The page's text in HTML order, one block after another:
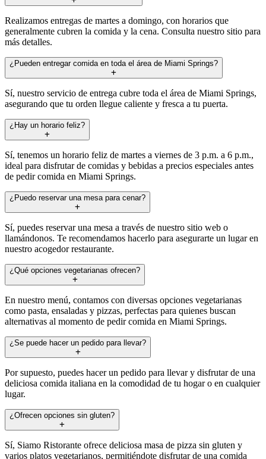
Realizamos entregas de martes a domingo, con horarios que
generalmente cubren la comida y la cena. Consulta nuestro sitio para
más detalles.
¿Pueden entregar comida en toda el área de Miami Springs?
Sí, nuestro servicio de entrega cubre toda el área de Miami Springs,
asegurando que tu orden llegue caliente y fresca a tu puerta.
¿Hay un horario feliz?
Sí, tenemos un horario feliz de martes a viernes de 3 p.m. a 6 p.m.,
ideal para disfrutar de comidas y bebidas a precios especiales antes
de pedir comida en Miami Springs.
¿Puedo reservar una mesa para cenar?
Sí, puedes reservar una mesa a través de nuestro sitio web o
llamándonos. Te recomendamos hacerlo para asegurarte un lugar en
nuestro acogedor restaurante.
¿Qué opciones vegetarianas ofrecen?
En nuestro menú, contamos con diversas opciones vegetarianas
como pasta, ensaladas y pizzas, perfectas para quienes buscan
alternativas al momento de pedir comida en Miami Springs.
¿Se puede hacer un pedido para llevar?
Por supuesto, puedes hacer un pedido para llevar y disfrutar de una
deliciosa comida italiana en la comodidad de tu hogar o en cualquier
lugar.
¿Ofrecen opciones sin gluten?
Sí, Siamo Ristorante ofrece deliciosa masa de pizza sin gluten y
varios platos vegetarianos, permitiéndote disfrutar de una comida